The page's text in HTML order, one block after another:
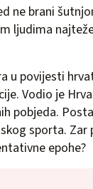
ne brani
ljudima
u povijesti
Vodio je
pobjeda.
sporta. Zar
epohe?